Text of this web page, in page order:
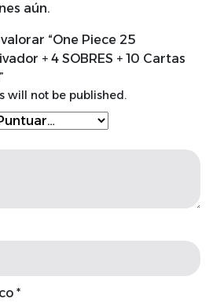
aún.
“One Piece 25
+ 4 SOBRES + 10 Cartas
will not be published.
*